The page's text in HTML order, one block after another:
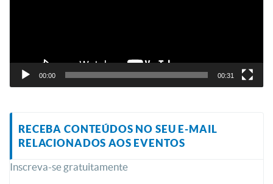
00:00 00:31
RECEBA CONTEÚDOS NO SEU E-MAIL
RELACIONADOS AOS EVENTOS
Inscreva-se gratuitamente